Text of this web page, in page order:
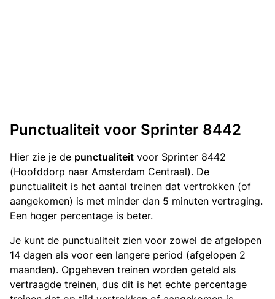
Punctualiteit voor Sprinter 8442
Hier zie je de punctualiteit voor Sprinter 8442
(Hoofddorp naar Amsterdam Centraal). De
punctualiteit is het aantal treinen dat vertrokken (of
aangekomen) is met minder dan 5 minuten vertraging.
Een hoger percentage is beter.
Je kunt de punctualiteit zien voor zowel de afgelopen
14 dagen als voor een langere period (afgelopen 2
maanden). Opgeheven treinen worden geteld als
vertraagde treinen, dus dit is het echte percentage